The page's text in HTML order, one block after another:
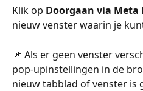
Klik op Doorgaan via Meta
nieuw venster waarin je
📌 Als er geen venster
pop-upinstellingen in de
nieuw tabblad of venster is